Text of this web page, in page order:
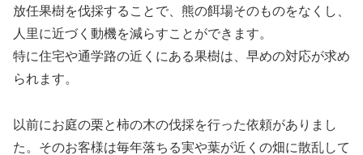
放任果樹を伐採することで、熊の餌場そのものをなくし、
人里に近づく動機を減らすことができます。
特に住宅や通学路の近くにある果樹は、早めの対応が求め
られます。
以前にお庭の栗と柿の木の伐採を行った依頼がありまし
た。そのお客様は毎年落ちる実や葉が近くの畑に散乱して